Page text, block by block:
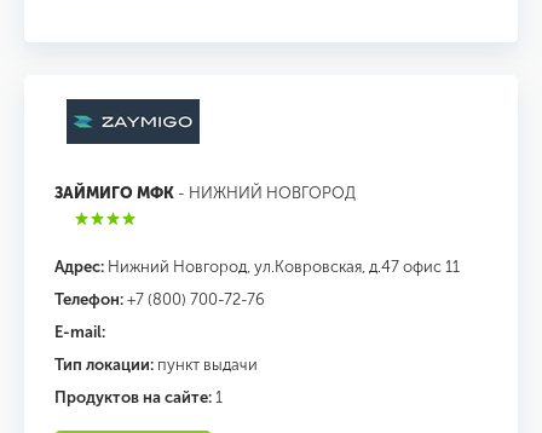
ЗАЙМИГО МФК - НИЖНИЙ НОВГОРОД
Адрес: Нижний Новгород, ул.Ковровская, д.47 офис 11
Телефон: +7 (800) 700-72-76
E-mail:
Тип локации: пункт выдачи
Продуктов на сайте: 1